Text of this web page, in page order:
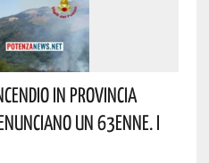
In Provincia
Un 63enne. I